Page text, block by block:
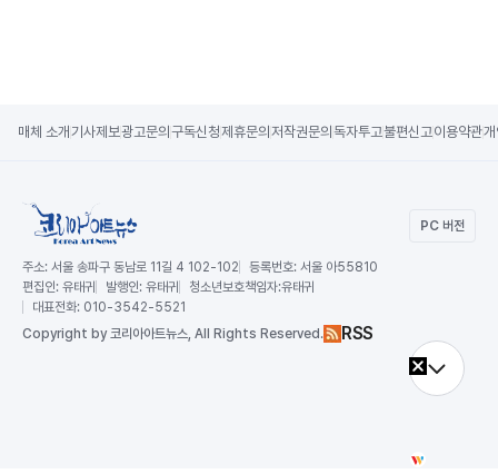
매체 소개 기사제보광고문의 구독신청제휴문의 저작권문의 독자투고불편신고이용약관
PC 버전
주소: 서울 송파구 동남로 11길 4 102-102 등록번호: 서울 아55810
편집인: 유태귀 발행인: 유태귀 청소년보호책임자:유태귀
대표전화: 010-3542-5521
Copyright by 코리아아트뉴스, All Rights Reserved. RSS